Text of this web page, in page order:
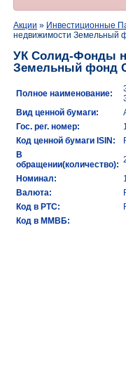
Акции » Инвестиционные
недвижимости Земельный
УК Солид-Фонды
Земельный фонд
Полное наименование:
Вид ценной бумаги:
Гос. рег. номер:
Код ценной бумаги ISIN:
В
обращении(количество):
Номинал:
Валюта:
Код в РТС:
Код в ММВБ: